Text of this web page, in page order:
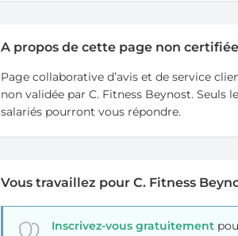
A propos de cette page non certifiée
Page collaborative d’avis et de service
non validée par C. Fitness Beynost. Seuls
salariés pourront vous répondre.
Vous travaillez pour C. Fitness
Inscrivez-vous gratuitement